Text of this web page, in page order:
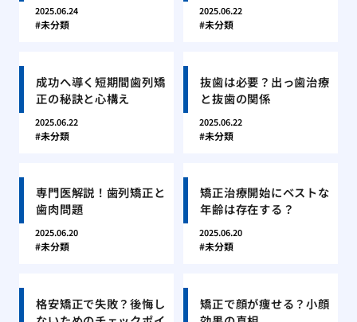
2025.06.24
未分類
2025.06.22
未分類
成功へ導く短期間歯列矯
正の秘訣と心構え
2025.06.22
未分類
抜歯は必要？出っ歯治療
と抜歯の関係
2025.06.22
未分類
専門医解説！歯列矯正と
歯肉問題
2025.06.20
未分類
矯正治療開始にベストな
年齢は存在する？
2025.06.20
未分類
格安矯正で失敗？後悔し
矯正で顔が痩せる？小顔